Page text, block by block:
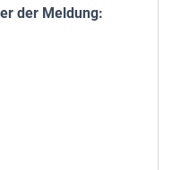
der Meldung: